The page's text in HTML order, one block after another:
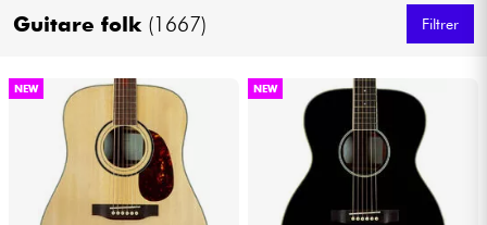
Amplis & Effets
Claviers & Pianos
Synthés & Sampleurs
Home Studio
Guitare folk (1667) Filtrer
NEW NEW